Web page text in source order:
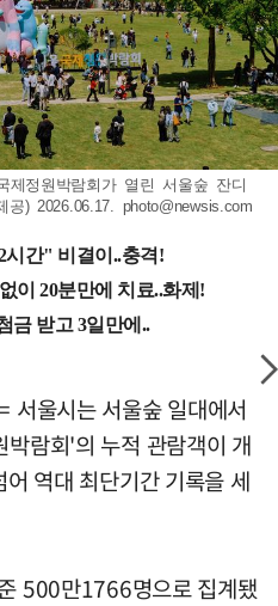
제정원박람회가 열린 서울숲 잔디
) 2026.06.17. photo@newsis.com
서울시는 서울숲 일대에서
람회'의 누적 관람객이 개
역대 최단기간 기록을 세
500만1766명으로 집계됐